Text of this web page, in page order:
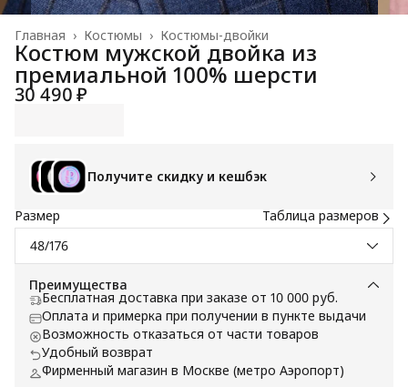
Костюмы-двойки
Костюмы ›
Главная ›
Костюм мужской двойка из
премиальной 100% шерсти
30 490 ₽
Получите скидку и кешбэк
Размер
Таблица размеров
48/176
Преимущества
Бесплатная доставка при заказе от 10 000 руб.
Оплата и примерка при получении в пункте выдачи
Возможность отказаться от части товаров
Удобный возврат
Фирменный магазин в Москве (метро Аэропорт)